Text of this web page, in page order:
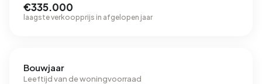
€335.000
laagste verkoopprijs in afgelopen jaar
Bouwjaar
Leeftijd van de woningvoorraad